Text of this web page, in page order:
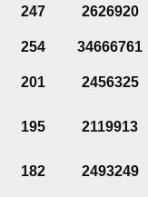
247 2626920
254
34666761
201 2456325
195 2119913
182 2493249